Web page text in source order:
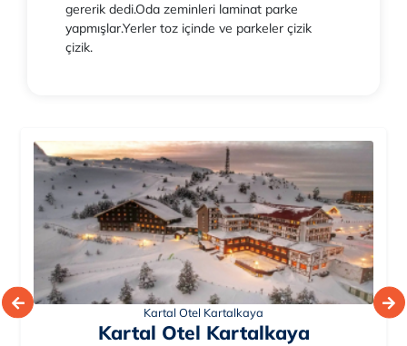
gererik dedi.Oda zeminleri laminat parke
yapmışlar.Yerler toz içinde ve parkeler çizik
çizik.
Kartal Otel Kartalkaya
Kartal Otel Kartalkaya